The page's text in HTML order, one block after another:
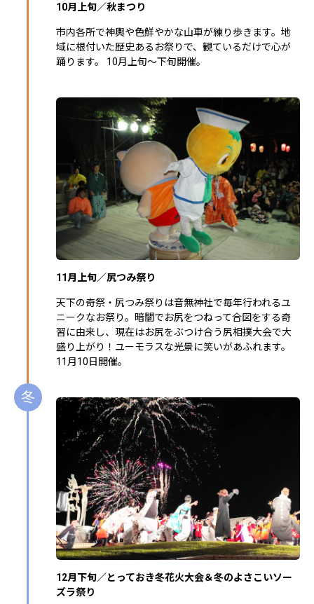
10月上旬／秋まつり
市内各所で神輿や色鮮やかな山車が練り歩きます。地
域に根付いた歴史あるお祭りで、観ているだけで心が
踊ります。 10月上旬～下旬開催。
11月上旬／尻つみ祭り
天下の奇祭・尻つみ祭りは音無神社で毎年行われるユ
ニークなお祭り。暗闇でお尻をつねって合図をする奇
習に由来し、現在はお尻をぶつけ合う尻相撲大会で大
盛り上がり！ユーモラスな光景に笑いがあふれます。
11月10日開催。
冬
12月下旬／とっておき冬花火大会＆冬のよさこいソー
ズラ祭り